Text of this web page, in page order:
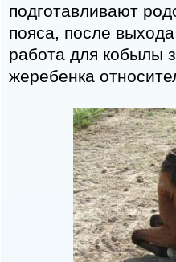
подготавливают
пояса, после
работа для кобылы
жеребенка